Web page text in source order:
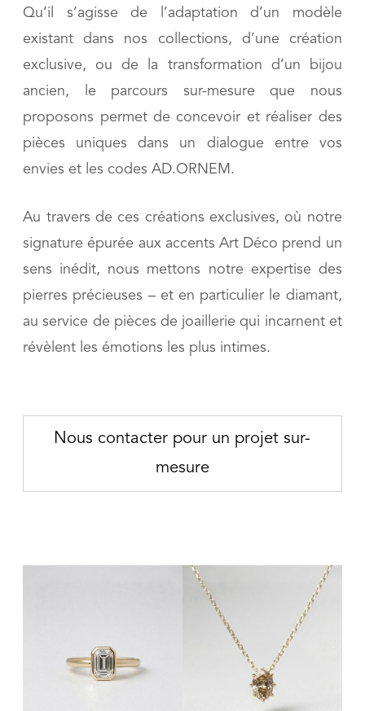
Qu’il s’agisse de l’adaptation d’un modèle
existant dans nos collections, d’une création
exclusive, ou de la transformation d’un bijou
ancien, le parcours sur-mesure que nous
proposons permet de concevoir et réaliser des
pièces uniques dans un dialogue entre vos
envies et les codes AD.ORNEM.
Au travers de ces créations exclusives, où notre
signature épurée aux accents Art Déco prend un
sens inédit, nous mettons notre expertise des
pierres précieuses – et en particulier le diamant,
au service de pièces de joaillerie qui incarnent et
révèlent les émotions les plus intimes.
Nous contacter pour un projet sur-
mesure